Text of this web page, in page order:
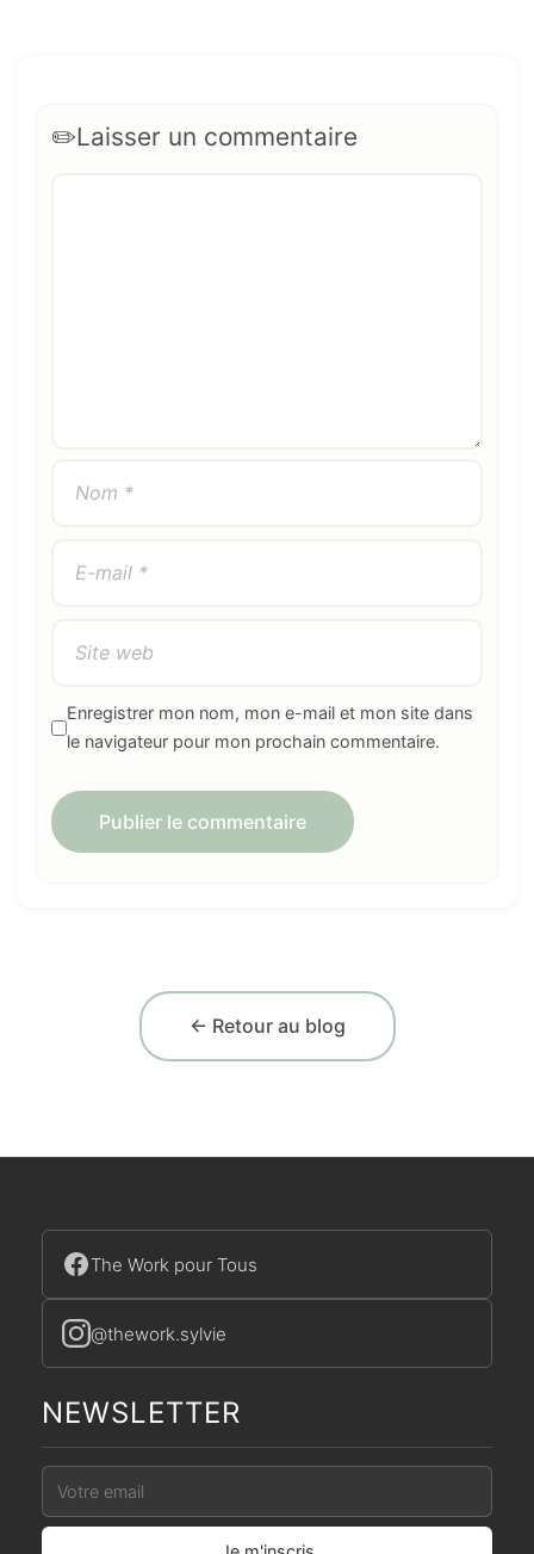
Laisser un commentaire
Enregistrer mon nom, mon e-mail et mon site dans
le navigateur pour mon prochain commentaire.
← Retour au blog
The Work pour Tous
@thework.sylvie
NEWSLETTER